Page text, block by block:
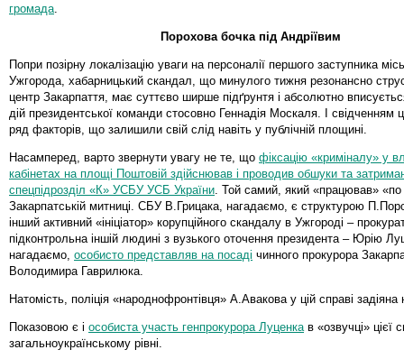
громада
Порохова бочка під Андріївим
Попри позірну локалізацію уваги на персоналії першого заступника
Ужгорода, хабарницький скандал, що минулого тижня резонансно
центр Закарпаття, має суттєво ширше підґрунтя і абсолютно
дій президентської команди стосовно Геннадія Москаля. І свідченням
ряд факторів, що залишили свій слід навіть у публічній площині.
Насамперед, варто звернути увагу не те, що фіксацію «криміналу» у
кабінетах на площі Поштовій здійснював і проводив обшуки та
спецпідрозділ «К» УСБУ УСБ України . Той самий, який «працював»
Закарпатській митниці. СБУ В.Грицака, нагадаємо, є структурою
інший активний «ініціатор» корупційного скандалу в Ужгороді –
підконтрольна іншій людині з вузького оточення президента – Юрію
нагадаємо, особисто представляв на посаді чинного прокурора
Володимира Гаврилюка.
Натомість, поліція «народнофронтівця» А.Авакова у цій справі
Показовою є і особиста участь генпрокурора Луценка в «озвучці» цієї
загальноукраїнському рівні.